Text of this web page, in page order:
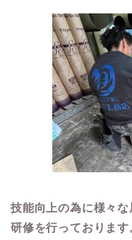
技能向上の為に様々
研修を行っております